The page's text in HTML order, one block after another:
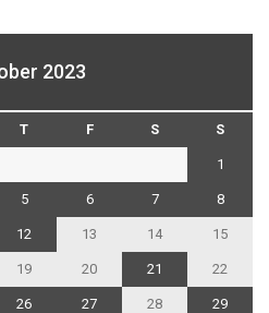
2023
T F S S
1
5 6 7 8
12 13 14 15
19 20 21 22
26 27 28 29